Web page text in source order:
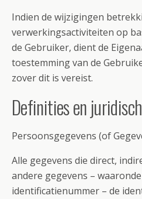
Indien de wijzigingen
verwerkingsactiviteiten op
de Gebruiker, dient de
toestemming van de
zover dit is vereist.
Definities en
Persoonsgegevens (of
Alle gegevens die direct,
andere gegevens –
identificatienummer – de